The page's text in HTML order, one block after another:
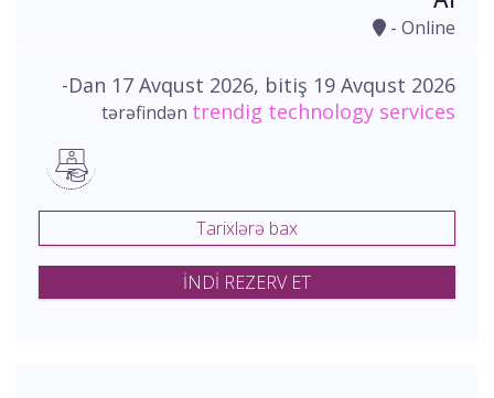
- Online
-Dan 17 Avqust 2026, bitiş 19 Avqust 2026
tərəfindən trendig technology services
Tarixlərə bax
İNDİ REZERV ET